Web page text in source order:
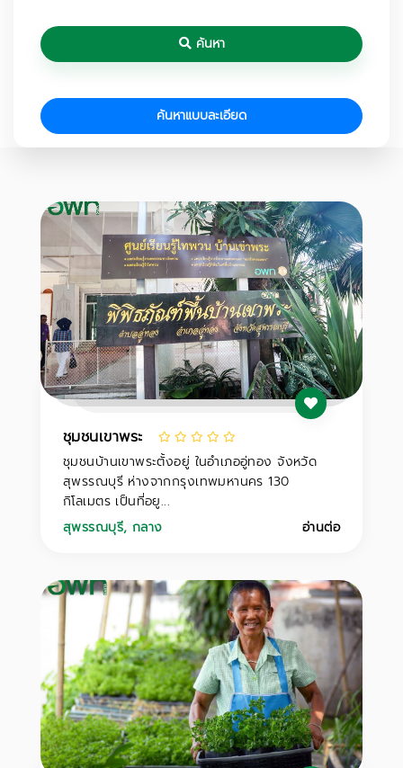
ค้นหา
ค้นหาแบบละเอียด
ชุมชนเขาพระ
ชุมชนบ้านเขาพระตั้งอยู่ ในอำเภออู่ทอง จังหวัด
สุพรรณบุรี ห่างจากกรุงเทพมหานคร 130
กิโลเมตร เป็นที่อยู...
สุพรรณบุรี, กลาง อ่านต่อ